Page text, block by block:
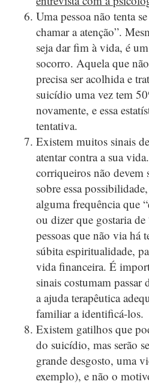
Uma pessoa não tenta
chamar a atenção”.
seja dar fim à vida, é
socorro. Aquela que
precisa ser acolhida e
suicídio uma vez tem
novamente, e essa
tentativa.
Existem muitos sinais
atentar contra a sua
corriqueiros não devem
sobre essa
alguma frequência que
ou dizer que gostaria de
pessoas que não via há
súbita espiritualidade,
vida financeira. É
sinais costumam passar
a ajuda terapêutica
familiar a identificá-los.
Existem gatilhos que
do suicídio, mas serão
grande desgosto, uma
exemplo), e não o